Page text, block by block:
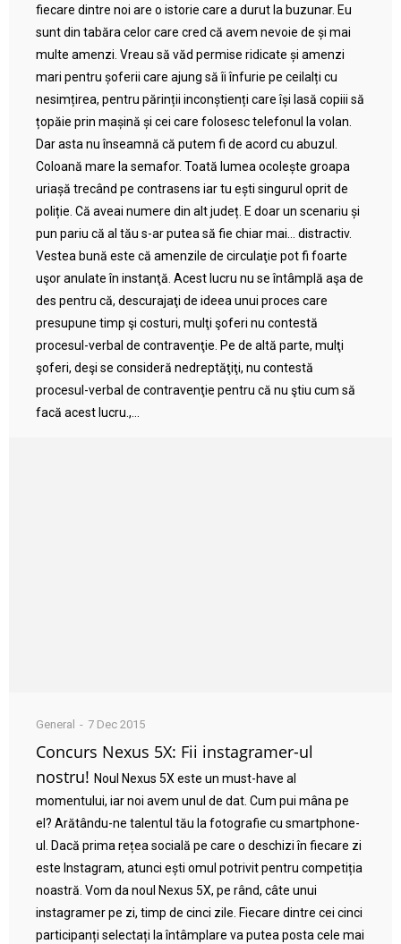
fiecare dintre noi are o istorie care a durut la buzunar. Eu
sunt din tabăra celor care cred că avem nevoie de și mai
multe amenzi. Vreau să văd permise ridicate și amenzi
mari pentru șoferii care ajung să îi înfurie pe ceilalți cu
nesimțirea, pentru părinții inconștienți care își lasă copiii să
țopăie prin mașină și cei care folosesc telefonul la volan.
Dar asta nu înseamnă că putem fi de acord cu abuzul.
Coloană mare la semafor. Toată lumea ocolește groapa
uriașă trecând pe contrasens iar tu ești singurul oprit de
poliție. Că aveai numere din alt județ. E doar un scenariu și
pun pariu că al tău s-ar putea să fie chiar mai… distractiv.
Vestea bună este că amenzile de circulaţie pot fi foarte
uşor anulate în instanţă. Acest lucru nu se întâmplă aşa de
des pentru că, descurajaţi de ideea unui proces care
presupune timp şi costuri, mulţi şoferi nu contestă
procesul-verbal de contravenţie. Pe de altă parte, mulţi
şoferi, deşi se consideră nedreptăţiţi, nu contestă
procesul-verbal de contravenţie pentru că nu ştiu cum să
facă acest lucru.,...
General 7 Dec 2015
Concurs Nexus 5X: Fii instagramer-ul
nostru! Noul Nexus 5X este un must-have al
momentului, iar noi avem unul de dat. Cum pui mâna pe
el? Arătându-ne talentul tău la fotografie cu smartphone-
ul. Dacă prima rețea socială pe care o deschizi în fiecare zi
este Instagram, atunci ești omul potrivit pentru competiția
noastră. Vom da noul Nexus 5X, pe rând, câte unui
instagramer pe zi, timp de cinci zile. Fiecare dintre cei cinci
participanți selectați la întâmplare va putea posta cele mai